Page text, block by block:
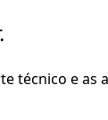
técnico e as